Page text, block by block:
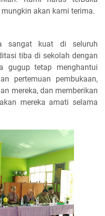
akan kami terima.
sangat kuat di seluruh
tiba di sekolah dengan
gugup tetap menghantui
pertemuan pembukaan,
mereka, dan memberikan
mereka amati selama